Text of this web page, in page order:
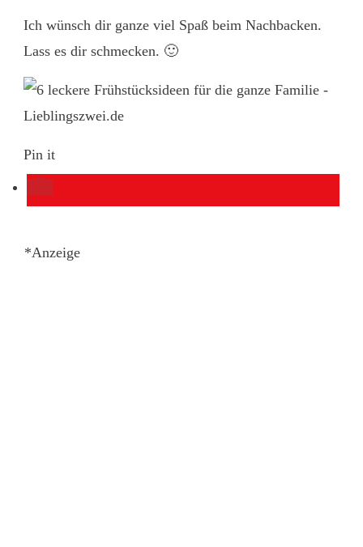
Ich wünsch dir ganze viel Spaß beim Nachbacken.
Lass es dir schmecken. 🙂
Pin it
*Anzeige